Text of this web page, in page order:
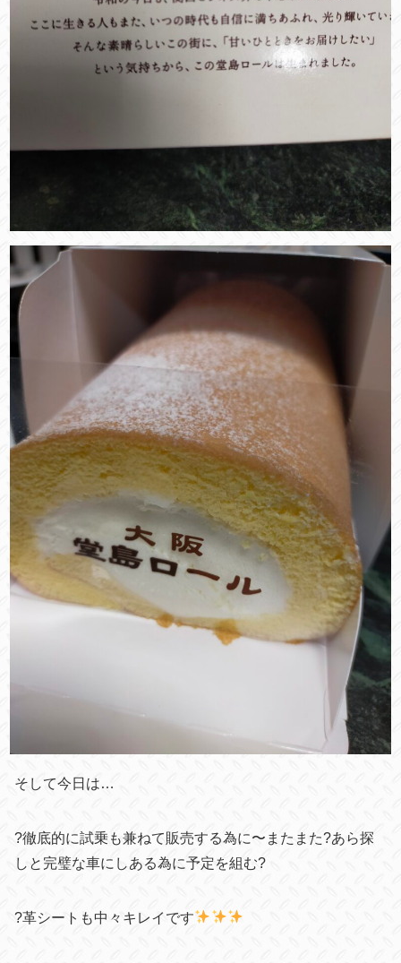
そして今日は…
?徹底的に試乗も兼ねて販売する為に〜またまた?あら探
しと完璧な車にしある為に予定を組む?
?革シートも中々キレイです